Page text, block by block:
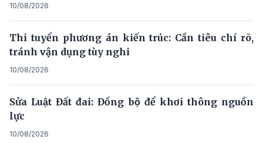
10/08/2026
Thi tuyển phương án kiến trúc: Cần tiêu chí rõ,
tránh vận dụng tùy nghi
10/08/2026
Sửa Luật Đất đai: Đồng bộ để khơi thông nguồn
lực
10/08/2026